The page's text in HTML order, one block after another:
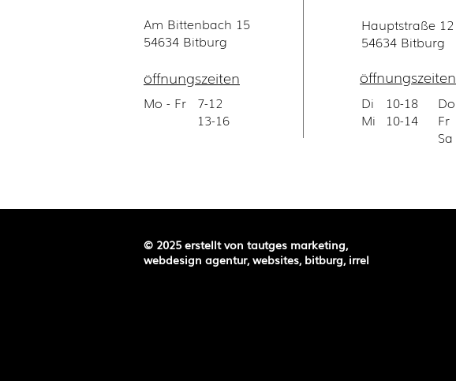
Hauptstraße 12
54634 Bitburg
öffnungszeiten
öffnungszeiten
Am Bittenbach 15
54634 Bitburg
Mo - Fr
7-12
13-16
Di
Mi
10-18
10-14
Do
Fr
Sa
© 2025 erstellt von tautges marketing,
webdesign agentur, websites, bitburg, irrel